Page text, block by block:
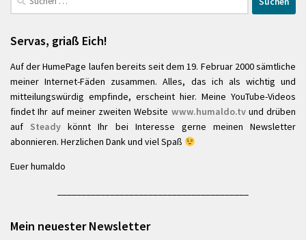
nach:
Servas, griaß Eich!
Auf der HumePage laufen bereits seit dem 19. Februar 2000 sämtliche
meiner Internet-Fäden zusammen. Alles, das ich als wichtig und
mitteilungswürdig empfinde, erscheint hier. Meine YouTube-Videos
findet Ihr auf meiner zweiten Website www.humaldo.tvund drüben
auf Steady könnt Ihr bei Interesse gerne meinen Newsletter
abonnieren. Herzlichen Dank und viel Spaß
Euer humaldo
Mein neuester Newsletter